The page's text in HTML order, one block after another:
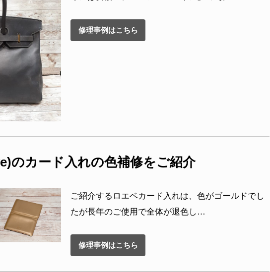
修理事例はこちら
のカード入れの色補修をご紹介
ご紹介するロエベカード入れは、色がゴールドでし
たが長年のご使用で全体が退色し…
修理事例はこちら